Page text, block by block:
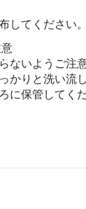
してください。
ないようご注
かりと洗い流
に保管してくだ